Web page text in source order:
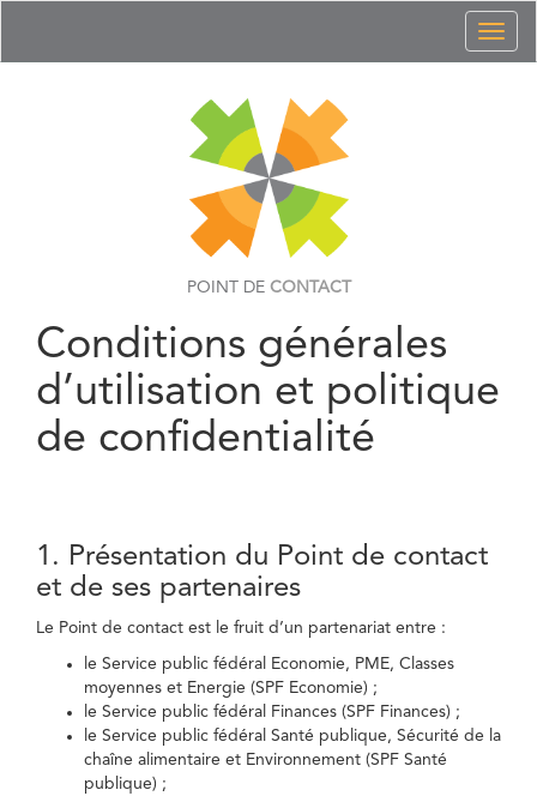
POINT DE CONTACT
Conditions générales
d’utilisation et politique
de confidentialité
1. Présentation du Point de contact
et de ses partenaires
Le Point de contact est le fruit d’un partenariat entre :
le Service public fédéral Economie, PME, Classes
moyennes et Energie (SPF Economie) ;
le Service public fédéral Finances (SPF Finances) ;
le Service public fédéral Santé publique, Sécurité de la
chaîne alimentaire et Environnement (SPF Santé
publique) ;